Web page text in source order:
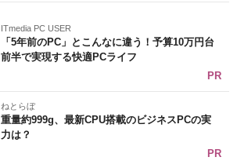
ITmedia PC USER
「5年前のPC」とこんなに違う！予算10万円台
前半で実現する快適PCライフ
PR
ねとらぼ
重量約999g、最新CPU搭載のビジネスPCの実
力は？
PR